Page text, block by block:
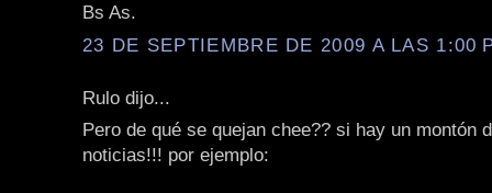
Bs As.
23 DE SEPTIEMBRE DE 2009 A LAS 1:00
Rulo dijo...
Pero de qué se quejan chee?? si hay un montón
noticias!!! por ejemplo: